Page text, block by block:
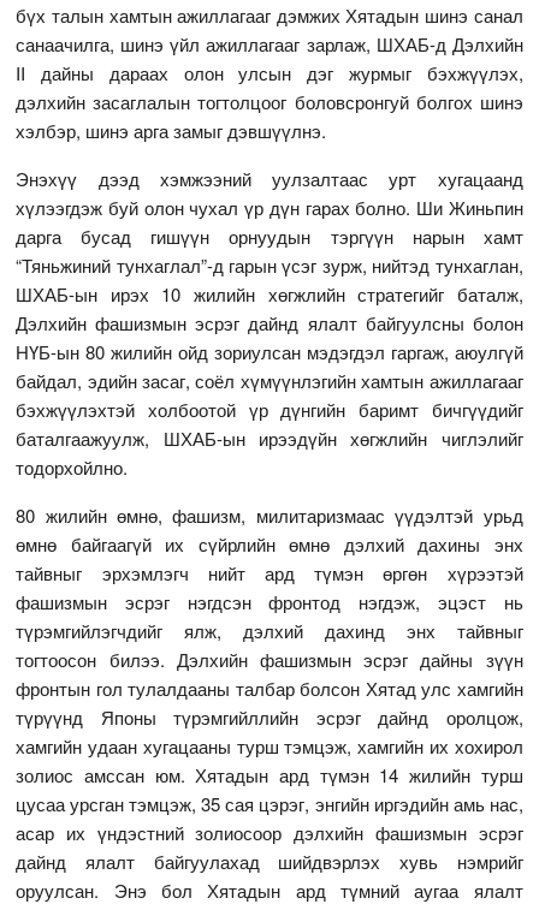
бүх талын хамтын ажиллагааг дэмжих Хятадын шинэ санал
санаачилга, шинэ үйл ажиллагааг зарлаж, ШХАБ-д Дэлхийн
II дайны дараах олон улсын дэг журмыг бэхжүүлэх,
дэлхийн засаглалын тогтолцоог боловсронгуй болгох шинэ
хэлбэр, шинэ арга замыг дэвшүүлнэ.
Энэхүү дээд хэмжээний уулзалтаас урт хугацаанд
хүлээгдэж буй олон чухал үр дүн гарах болно. Ши Жиньпин
дарга бусад гишүүн орнуудын тэргүүн нарын хамт
“Тяньжиний тунхаглал”-д гарын үсэг зурж, нийтэд тунхаглан,
ШХАБ-ын ирэх 10 жилийн хөгжлийн стратегийг баталж,
Дэлхийн фашизмын эсрэг дайнд ялалт байгуулсны болон
НҮБ-ын 80 жилийн ойд зориулсан мэдэгдэл гаргаж, аюулгүй
байдал, эдийн засаг, соёл хүмүүнлэгийн хамтын ажиллагааг
бэхжүүлэхтэй холбоотой үр дүнгийн баримт бичгүүдийг
баталгаажуулж, ШХАБ-ын ирээдүйн хөгжлийн чиглэлийг
тодорхойлно.
80 жилийн өмнө, фашизм, милитаризмаас үүдэлтэй урьд
өмнө байгаагүй их сүйрлийн өмнө дэлхий дахины энх
тайвныг эрхэмлэгч нийт ард түмэн өргөн хүрээтэй
фашизмын эсрэг нэгдсэн фронтод нэгдэж, эцэст нь
түрэмгийлэгчдийг ялж, дэлхий дахинд энх тайвныг
тогтоосон билээ. Дэлхийн фашизмын эсрэг дайны зүүн
фронтын гол тулалдааны талбар болсон Хятад улс хамгийн
түрүүнд Японы түрэмгийллийн эсрэг дайнд оролцож,
хамгийн удаан хугацааны турш тэмцэж, хамгийн их хохирол
золиос амссан юм. Хятадын ард түмэн 14 жилийн турш
цусаа урсган тэмцэж, 35 сая цэрэг, энгийн иргэдийн амь нас,
асар их үндэстний золиосоор дэлхийн фашизмын эсрэг
дайнд ялалт байгуулахад шийдвэрлэх хувь нэмрийг
оруулсан. Энэ бол Хятадын ард түмний аугаа ялалт